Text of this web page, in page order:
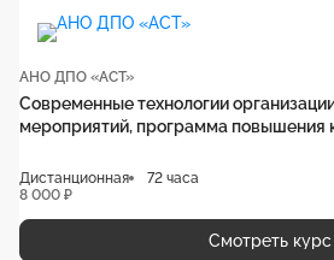
АНО ДПО «АСТ»
Современные технологии
мероприятий, программа повышения
Дистанционная
72 часа
8 000 ₽
Смотреть курс